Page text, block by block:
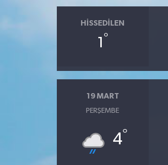
HISSEDILEN
1 °
19 MART
PERŞEMBE
4°